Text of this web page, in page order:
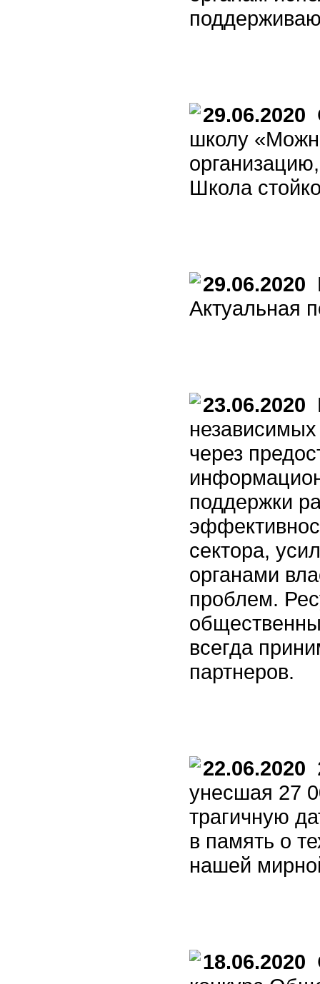
29.06.2020
школу
Школа
29.06.2020
Актуальная
23.06.2020
через
поддержки
сектора,
органами
проблем.
всегда
партнеров.
22.06.2020
унесшая 27
трагичную
в память о
нашей
18.06.2020